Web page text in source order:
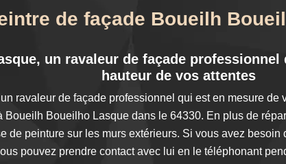
de façade Boueilh
un ravaleur de façade
hauteur de vos attentes
ravaleur de façade professionnel qui est en mesure
Boueilh Boueilho Lasque dans le 64330. En plus de
de peinture sur les murs extérieurs. Si vous avez
pouvez prendre contact avec lui en le téléphonant